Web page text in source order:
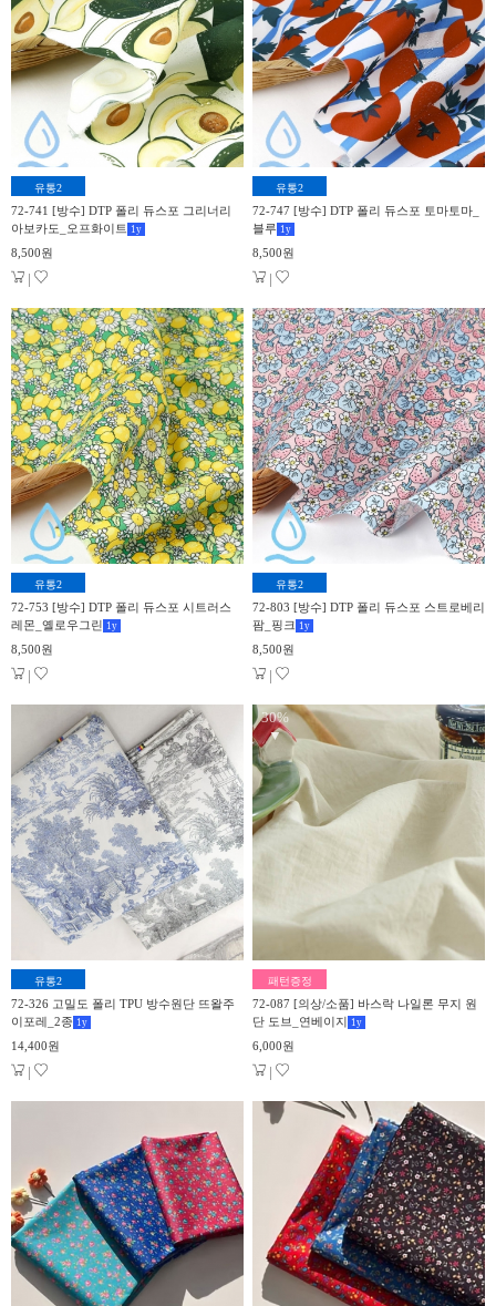
유통2
72-741 [방수] DTP 폴리 듀스포 그리너리
아보카도_오프화이트 1 y
8,500원
|
유통2
72-747 [방수] DTP 폴리 듀스포 토마토마_
블루 1 y
8,500원
|
유통2
72-753 [방수] DTP 폴리 듀스포 시트러스
레몬_옐로우그린 1 y
8,500원
|
유통2
72-803 [방수] DTP 폴리 듀스포 스트로베리
팜_핑크 1 y
8,500원
|
유통2
72-326 고밀도 폴리 TPU 방수원단 뜨왈주
이포레_2종 1 y
14,400원
|
30%
▼
패턴증정
72-087 [의상/소품] 바스락 나일론 무지 원
단 도브_연베이지 1 y
6,000원
|